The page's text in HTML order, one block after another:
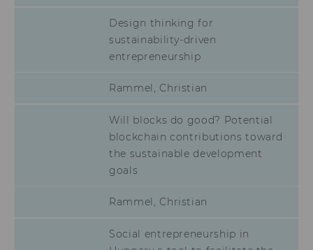
Design thinking for
sustainability-driven
entrepreneurship
Rammel, Christian
Will blocks do good? Potential
blockchain contributions toward
the sustainable development
goals
Rammel, Christian
Social entrepreneurship in
AMCV_XXX_at_AdobeOrg
Adobe Experience
des/ der Nutzer*in
Datenbank client-
vom Nutzer
Sprache erscheint.